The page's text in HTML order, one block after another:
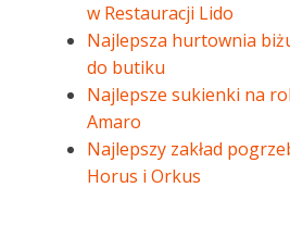
w Restauracji Lido
Najlepsza hurtownia
do butiku
Najlepsze sukienki na
Amaro
Najlepszy zakład
Horus i Orkus